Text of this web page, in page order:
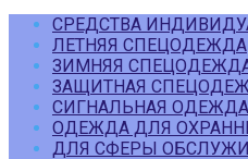
СРЕДСТВА
ЛЕТНЯЯ СПЕЦОДЕЖДА
ЗИМНЯЯ
ЗАЩИТНАЯ
СИГНАЛЬНАЯ ОДЕЖДА
ОДЕЖДА ДЛЯ
ДЛЯ СФЕРЫ